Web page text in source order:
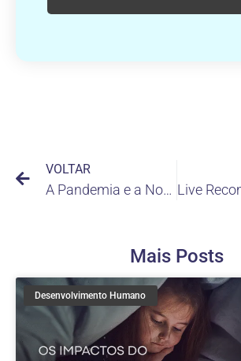
VOLTAR
A Pandemia e a Nova Normalidade
Mais Posts
Desenvolvimento Humano